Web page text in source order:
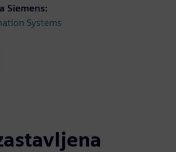
Siemens:
Systems